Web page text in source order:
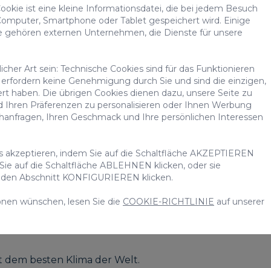
Supermärkte ... Auch die Strände und
vom Flughafen und weniger als eine Stunde
stabile Temperatur von mindestens 20 Grad
Canaria. Es ist ideal, um sich zu entspannen und
mehr Platzals ein normales Hotelzimmer und
ausgestattet, z.B. mit einer voll ausgestatteten
wie einen privaten Parkplatz, einen Pool,
Agustin mietest, hast du die Freiheit, deinen
in San Agustín
dem besten Klima der Welt.
ist eine kleine Informationsdatei, die bei jedem Besuch
Smartphone oder Tablet gespeichert wird. Einige
gehören externen Unternehmen, die Dienste für unsere
Art sein: Technische Cookies sind für das Funktionieren
keine Genehmigung durch Sie und sind die einzigen,
haben. Die übrigen Cookies dienen dazu, unsere Seite zu
Ihren Präferenzen zu personalisieren oder Ihnen Werbung
Ihren Geschmack und Ihre persönlichen Interessen
akzeptieren, indem Sie auf die Schaltfläche AKZEPTIEREN
auf die Schaltfläche ABLEHNEN klicken, oder sie
Abschnitt KONFIGURIEREN klicken.
wünschen, lesen Sie die COOKIE-RICHTLINIE auf unserer